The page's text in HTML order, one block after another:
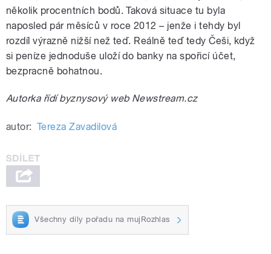
několik procentních bodů. Taková situace tu byla
naposled pár měsíců v roce 2012 – jenže i tehdy byl
rozdíl výrazně nižší než teď. Reálně teď tedy Češi, když
si peníze jednoduše uloží do banky na spořicí účet,
bezpracně bohatnou.
Autorka řídí byznysový web Newstream.cz
autor: Tereza Zavadilová
Všechny díly pořadu na mujRozhlas